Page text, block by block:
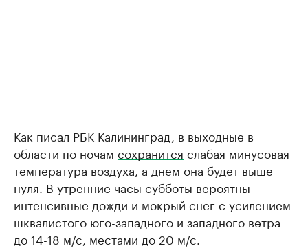
Как писал РБК Калининград, в выходные в
области по ночам сохранится слабая минусовая
температура воздуха, а днем она будет выше
нуля. В утренние часы субботы вероятны
интенсивные дожди и мокрый снег с усилением
шквалистого юго-западного и западного ветра
до 14-18 м/с, местами до 20 м/с.